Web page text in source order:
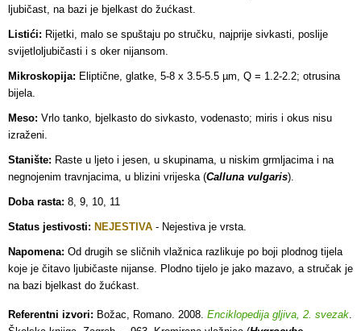
ljubičast, na bazi je bjelkast do žućkast.
Listići: Rijetki, malo se spuštaju po stručku, najprije sivkasti, poslije
svijetloljubičasti i s oker nijansom.
Mikroskopija: Eliptične, glatke, 5-8 x 3.5-5.5 µm, Q = 1.2-2.2; otrusina
bijela.
Meso: Vrlo tanko, bjelkasto do sivkasto, vodenasto; miris i okus nisu
izraženi.
Stanište: Raste u ljeto i jesen, u skupinama, u niskim grmljacima i na
negnojenim travnjacima, u blizini vrijeska (Calluna vulgaris).
Doba rasta: 8, 9, 10, 11
Status jestivosti: NEJESTIVA - Nejestiva je vrsta.
Napomena: Od drugih se sličnih vlažnica razlikuje po boji plodnog tijela
koje je čitavo ljubičaste nijanse. Plodno tijelo je jako mazavo, a stručak je
na bazi bjelkast do žućkast.
Referentni izvori: Božac, Romano. 2008. Enciklopedija gljiva, 2. svezak.